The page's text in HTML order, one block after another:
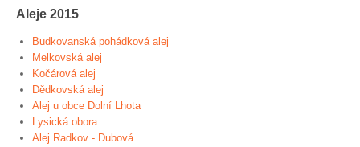
Aleje 2015
Budkovanská pohádková alej
Melkovská alej
Kočárová alej
Dědkovská alej
Alej u obce Dolní Lhota
Lysická obora
Alej Radkov - Dubová